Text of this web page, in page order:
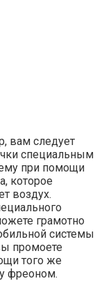
вам следует
специальным
при помощи
которое
воздух.
грамотно
системы
промоете
того же
фреоном.